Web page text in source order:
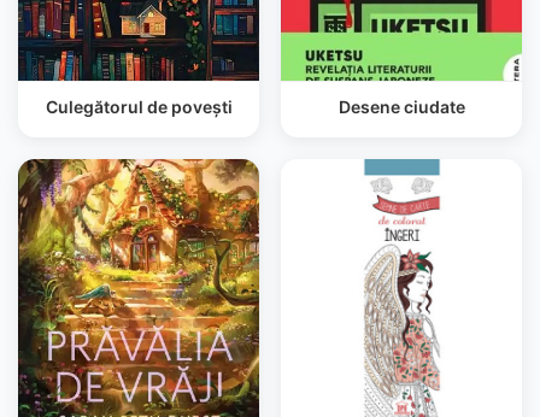
Culegătorul de povești Desene ciudate